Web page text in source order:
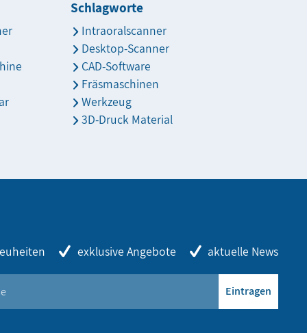
Schlagworte
Intraoralscanner
Desktop-Scanner
CAD-Software
Fräsmaschinen
Werkzeug
3D-Druck Material
exklusive Angebote aktuelle News
Eintragen